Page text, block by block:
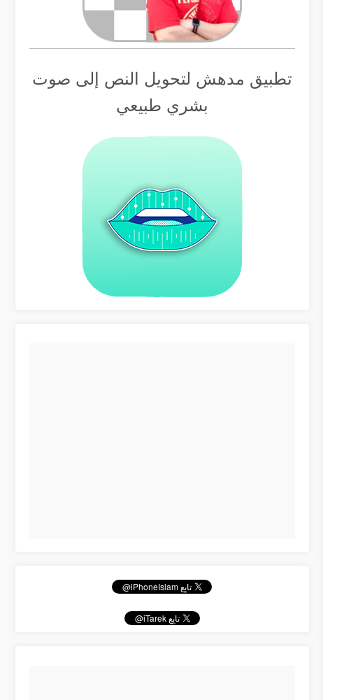
تطبيق مدهش لتحويل النص إلى صوت
بشري طبيعي